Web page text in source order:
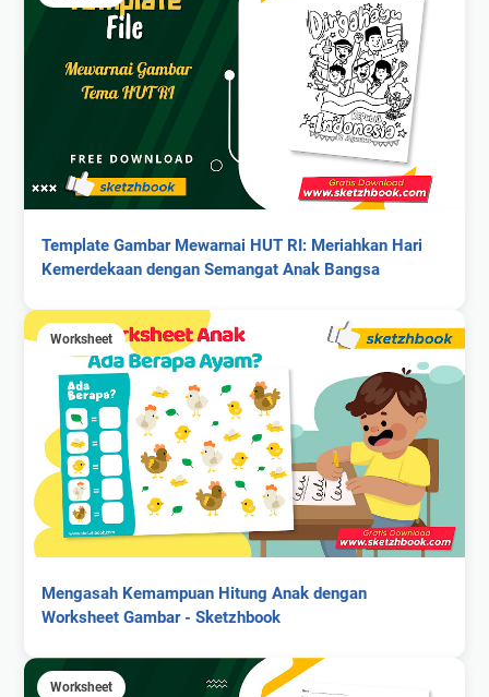
Template Gambar Mewarnai HUT RI: Meriahkan Hari
Kemerdekaan dengan Semangat Anak Bangsa
Worksheet
Mengasah Kemampuan Hitung Anak dengan
Worksheet Gambar - Sketzhbook
Worksheet